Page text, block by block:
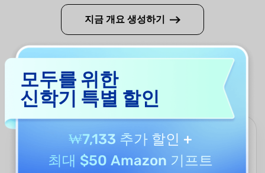
지금 개요 생성하기
왜 UPDF AI 개요 생성기를 사용
해야 할까요?
학술 작문에 완벽함
UPDF AI 개요 생성기는 에세이, 연구 논문, 학위 논문 등 학술 작업
에 특히 유용합니다. 학생과 연구자가 복잡한 주제를 명확하고 정밀
모두를 위한
신학기 특별 할인
₩7,133 추가 할인 +
최대 $50 Amazon 기프트